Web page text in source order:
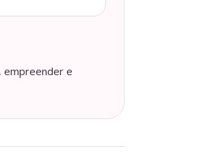
empreender e